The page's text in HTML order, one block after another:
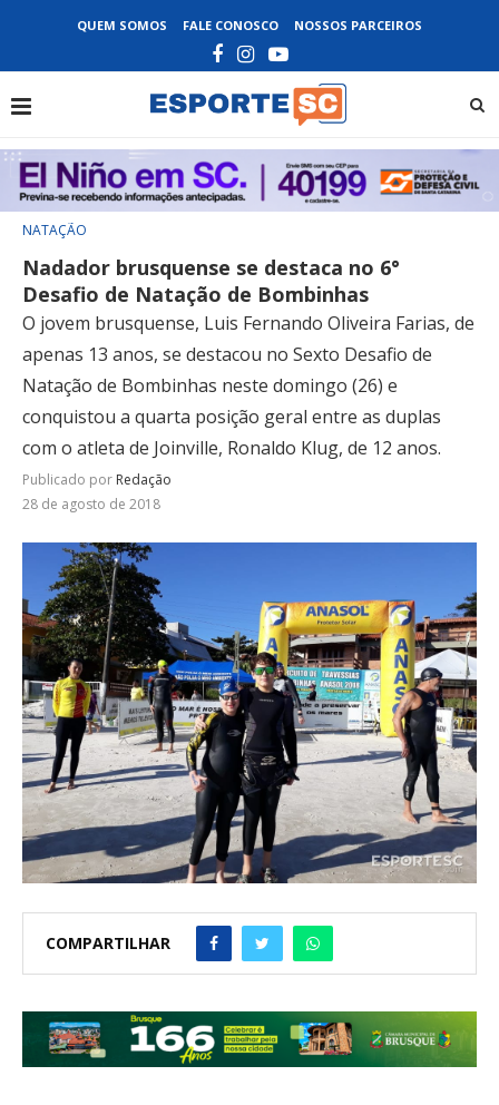
QUEM SOMOS FALE CONOSCO NOSSOS PARCEIROS
NATAÇÃO
Nadador brusquense se destaca no 6°
Desafio de Natação de Bombinhas
O jovem brusquense, Luis Fernando Oliveira Farias, de
apenas 13 anos, se destacou no Sexto Desafio de
Natação de Bombinhas neste domingo (26) e
conquistou a quarta posição geral entre as duplas
com o atleta de Joinville, Ronaldo Klug, de 12 anos.
Publicado por Redação
28 de agosto de 2018
COMPARTILHAR